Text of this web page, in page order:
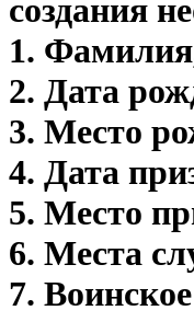
создания
1.
2. Дата
3. Место
4. Дата
5. Место
6. Места
7.